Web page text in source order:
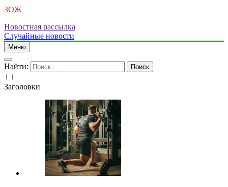
ЗОЖ
Новостная рассылка
Случайные новости
Меню
Найти:
Заголовки